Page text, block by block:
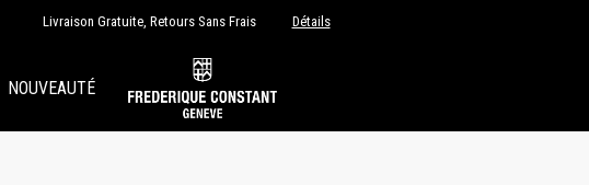
Livraison Gratuite, Retours Sans Frais Détails
NOUVEAUTÉ